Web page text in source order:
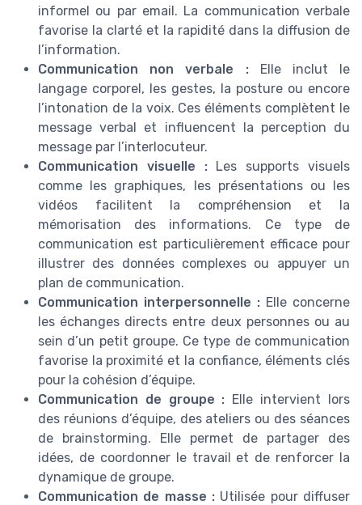
informel ou par email. La communication verbale
favorise la clarté et la rapidité dans la diffusion de
l’information.
Communication non verbale :Elle inclut le
langage corporel, les gestes, la posture ou encore
l’intonation de la voix. Ces éléments complètent le
message verbal et influencent la perception du
message par l’interlocuteur.
Communication visuelle :Les supports visuels
comme les graphiques, les présentations ou les
vidéos facilitent la compréhension et la
mémorisation des informations. Ce type de
communication est particulièrement efficace pour
illustrer des données complexes ou appuyer un
plan de communication.
Communication interpersonnelle : Elle concerne
les échanges directs entre deux personnes ou au
sein d’un petit groupe. Ce type de communication
favorise la proximité et la confiance, éléments clés
pour la cohésion d’équipe.
Communication de groupe : Elle intervient lors
des réunions d’équipe, des ateliers ou des séances
de brainstorming. Elle permet de partager des
idées, de coordonner le travail et de renforcer la
dynamique de groupe.
Communication de masse : Utilisée pour diffuser